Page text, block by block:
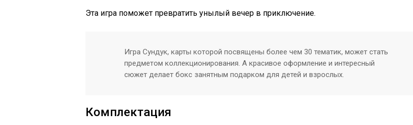
Эта игра поможет превратить унылый вечер в приключение.
Игра Сундук, карты которой посвящены более чем 30 тематик, может стать
предметом коллекционирования. А красивое оформление и интересный
сюжет делает бокс занятным подарком для детей и взрослых.
Комплектация